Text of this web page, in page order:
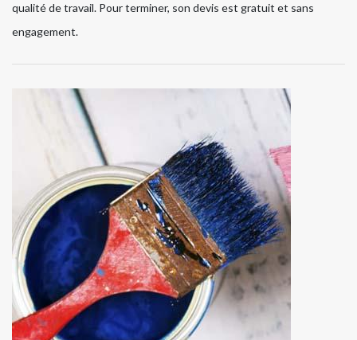
qualité de travail. Pour terminer, son devis est gratuit et sans
engagement.